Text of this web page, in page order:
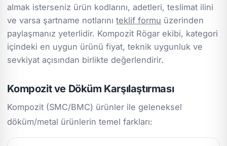
almak isterseniz ürün kodlarını, adetleri, teslimat ilini
ve varsa şartname notlarınıteklif formu üzerinden
paylaşmanız yeterlidir. Kompozit Rögar ekibi, kategori
içindeki en uygun ürünü fiyat, teknik uygunluk ve
sevkiyat açısından birlikte değerlendirir.
Kompozit ve Döküm Karşılaştırması
Kompozit (SMC/BMC) ürünler ile geleneksel
döküm/metal ürünlerin temel farkları: